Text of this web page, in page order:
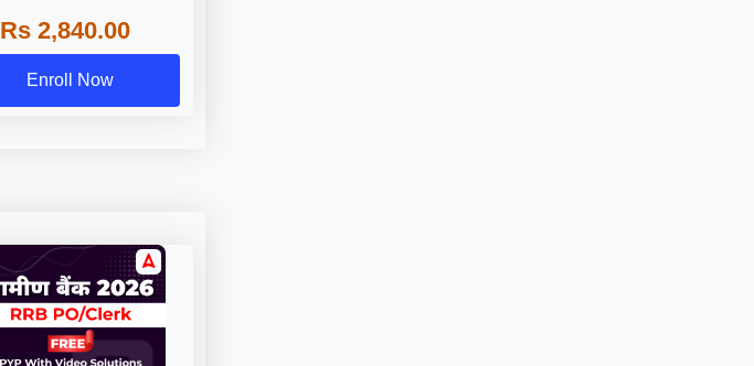
Rs 2,840.00
Enroll Now